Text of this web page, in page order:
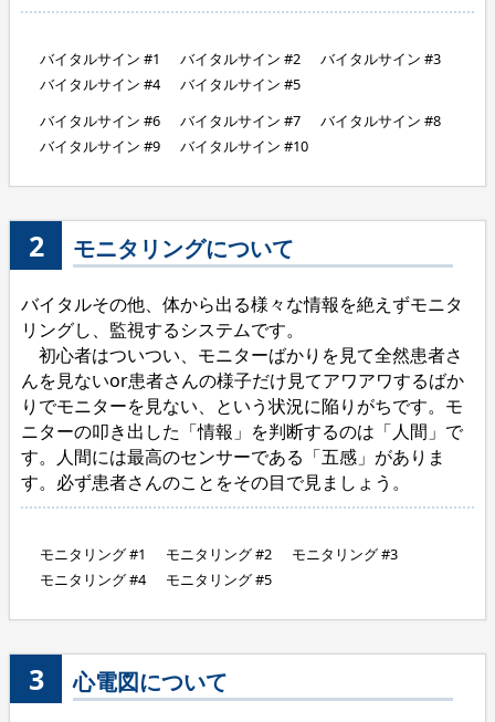
バイタルサイン #1 バイタルサイン #2
バイタルサイン #3
バイタルサイン #4
バイタルサイン #5
バイタルサイン #6
バイタルサイン #7
バイタルサイン #8
バイタルサイン #9
バイタルサイン #10
2 モニタリングについて
バイタルその他、体から出る様々な情報を絶えずモニタ
リングし、監視するシステムです。
初心者はついつい、モニターばかりを見て全然患者さ
んを見ないor患者さんの様子だけ見てアワアワするばか
りでモニターを見ない、という状況に陥りがちです。モ
ニターの叩き出した「情報」を判断するのは「人間」で
す。人間には最高のセンサーである「五感」がありま
す。必ず患者さんのことをその目で見ましょう。
モニタリング #1 モニタリング #2
モニタリング #3
モニタリング #4
モニタリング #5
3 心電図について